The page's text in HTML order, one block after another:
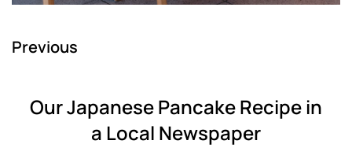
Previous
Our Japanese Pancake Recipe in
a Local Newspaper